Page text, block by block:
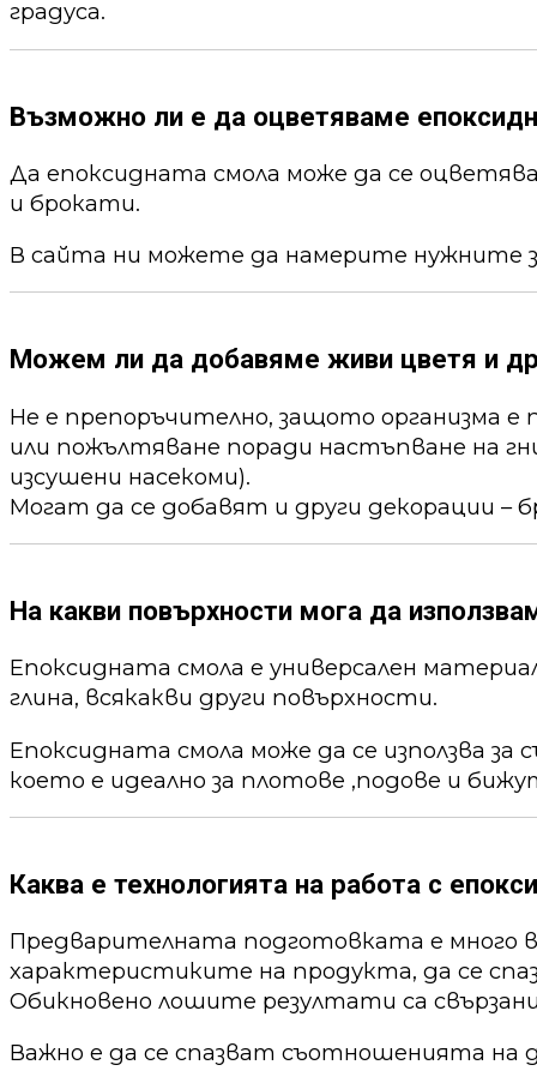
градуса.
Възможно ли е да оцветяваме
Да епоксидната смола може да се
и брокати.
В сайта ни можете да намерите нужните
Можем ли да добавяме живи цветя и
Не е препоръчително, защото организма
или пожълтяване поради настъпване на
изсушени насекоми).
Могат да се добавят и други декорации –
На какви повърхности мога да
Епоксидната смола е универсален
глина, всякакви други повърхности.
Епоксидната смола може да се използва за
което е идеално за плотове ,подове и
Каква е технологията на работа с
Предварителната подготовката е много
характеристиките на продукта, да се
Обикновено лошите резултати са
Важно е да се спазват съотношенията на